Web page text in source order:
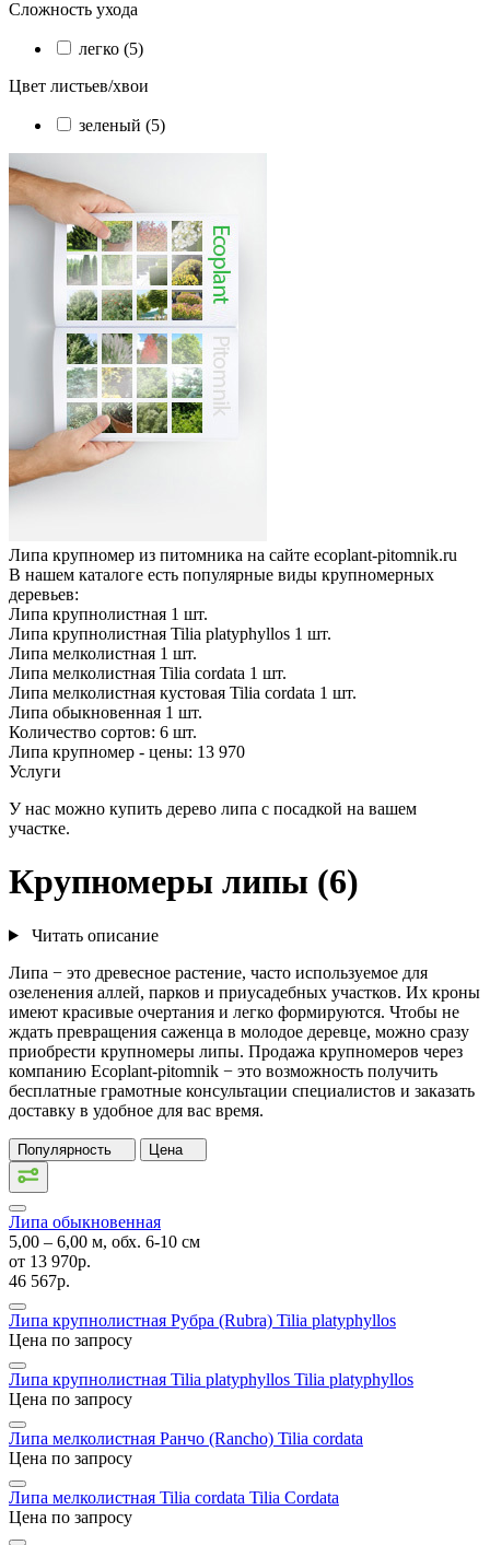
Сложность ухода
легко (5)
Цвет листьев/хвои
зеленый (5)
Липа крупномер из питомника на сайте ecoplant-pitomnik.ru
В нашем каталоге есть популярные виды крупномерных
деревьев:
Липа крупнолистная 1 шт.
Липа крупнолистная Tilia platyphyllos 1 шт.
Липа мелколистная 1 шт.
Липа мелколистная Tilia cordata 1 шт.
Липа мелколистная кустовая Tilia cordata 1 шт.
Липа обыкновенная 1 шт.
Количество сортов: 6 шт.
Липа крупномер - цены: 13 970
Услуги
У нас можно купить дерево липа с посадкой на вашем
участке.
Крупномеры липы (6)
Читать описание
Липа − это древесное растение, часто используемое для
озеленения аллей, парков и приусадебных участков. Их кроны
имеют красивые очертания и легко формируются. Чтобы не
ждать превращения саженца в молодое деревце, можно сразу
приобрести крупномеры липы. Продажа крупномеров через
компанию Ecoplant-pitomnik − это возможность получить
бесплатные грамотные консультации специалистов и заказать
доставку в удобное для вас время.
Популярность Цена
Липа обыкновенная
5,00 ‒ 6,00 м, обх. 6-10 см
от 13 970р.
46 567р.
Липа крупнолистная Рубра (Rubra) Tilia platyphyllos
Цена по запросу
Липа крупнолистная Tilia platyphyllos Tilia platyphyllos
Цена по запросу
Липа мелколистная Ранчо (Rancho) Tilia cordata
Цена по запросу
Липа мелколистная Tilia cordata Tilia Cordata
Цена по запросу